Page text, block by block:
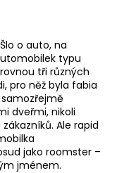
o auto, na
typu
tři různých
pro něž byla fabia
dveřmi, nikoli
Ale rapid
jako roomster –
jménem.